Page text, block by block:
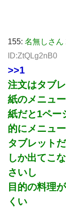
155: 名無しさん
ID:ZtQLg2nB0
>>1
注文はタブ
紙のメニュ
紙だと1ペー
的にメニュ
タブレット
しか出てこ
さいし
目的の料理
くい